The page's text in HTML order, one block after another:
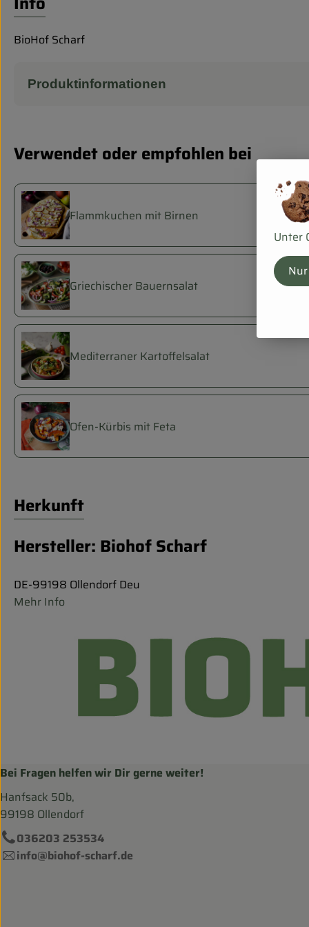
BioHof Scharf
Produktinformationen
Verwendet oder empfohlen bei
Flammkuchen mit Birnen
Griechischer Bauernsalat
Mediterraner Kartoffelsalat
Ofen-Kürbis mit Feta
Herkunft
Hersteller: Biohof Scharf
DE-99198 Ollendorf Deu
Mehr Info
Bei Fragen helfen wir Dir gerne weiter!
Hanfsack 50b,
99198 Ollendorf
036203 253534
info@biohof-scharf.de
Unter